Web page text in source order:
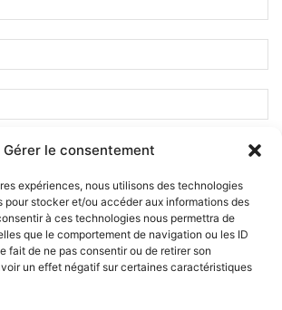
Gérer le consentement
expériences, nous utilisons des technologies
pour stocker et/ou accéder aux informations des
à ces technologies nous permettra de
que le comportement de navigation ou les ID
fait de ne pas consentir ou de retirer son
un effet négatif sur certaines caractéristiques